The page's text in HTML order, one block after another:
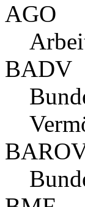
AGO
BADV